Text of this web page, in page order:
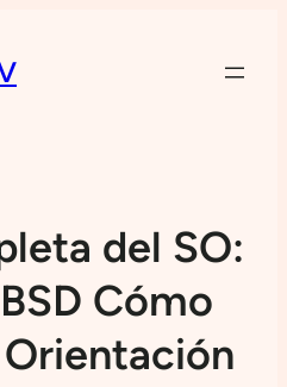
del SO:
Cómo